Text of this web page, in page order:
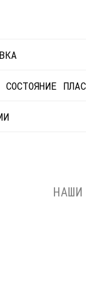
771597260331